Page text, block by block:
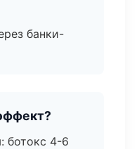
банки-
ботокс 4-6